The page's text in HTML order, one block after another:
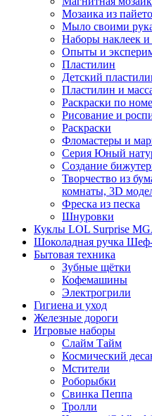
Мозаика из
Мыло своими
Наборы наклеек
Опыты и
Пластилин
Детский
Пластилин и
Раскраски по
Рисование и
Раскраски
Фломастеры и
Серия Юный
Создание
Творчество из
комнаты, 3D
Фреска из песка
Шнуровки
Куклы LOL Surprise
Шоколадная ручка
Бытовая техника
Зубные щётки
Кофемашины
Электрогрили
Гигиена и уход
Железные дороги
Игровые наборы
Слайм Тайм
Космический
Мстители
Роборыбки
Свинка Пеппа
Тролли